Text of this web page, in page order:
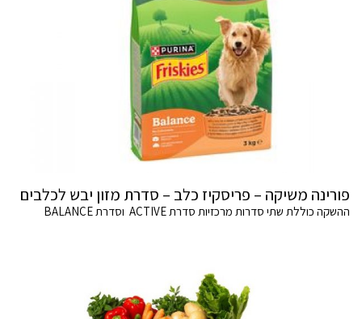
פורינה משיקה – פריסקיז כלב – סדרת מזון יבש לכלבים
ההשקה כוללת שתי סדרות מרכזיות סדרת ACTIVE וסדרת BALANCE